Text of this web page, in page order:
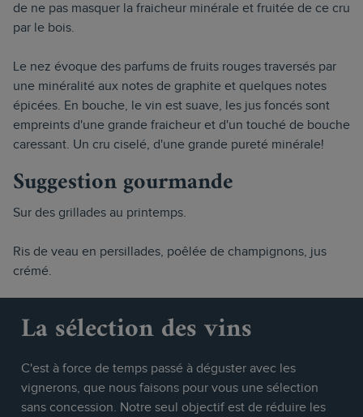
de ne pas masquer la fraicheur minérale et fruitée de ce cru
par le bois.
Le nez évoque des parfums de fruits rouges traversés par
une minéralité aux notes de graphite et quelques notes
épicées. En bouche, le vin est suave, les jus foncés sont
empreints d'une grande fraicheur et d'un touché de bouche
caressant. Un cru ciselé, d'une grande pureté minérale!
Suggestion gourmande
Sur des grillades au printemps.
Ris de veau en persillades, poêlée de champignons, jus
crémé.
La sélection des vins
C'est à force de temps passé à déguster avec les
vignerons, que nous faisons pour vous une sélection
sans concession. Notre seul objectif est de réduire les